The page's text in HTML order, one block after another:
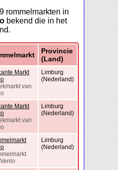
rommelmarkten in
bekend die in het
Provincie
(Land)
Markt
van
Limburg
(Nederland)
Markt
van
Limburg
(Nederland)
Limburg
(Nederland)